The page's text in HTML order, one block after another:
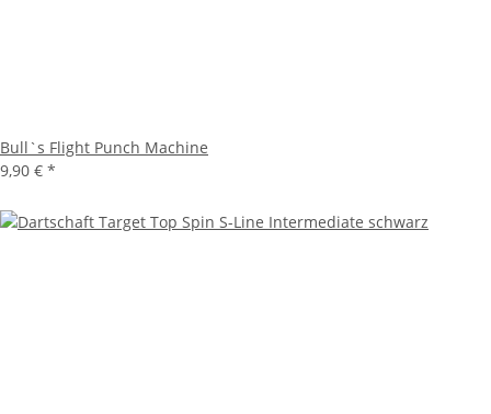
Bull`s Flight Punch Machine
9,90 € *